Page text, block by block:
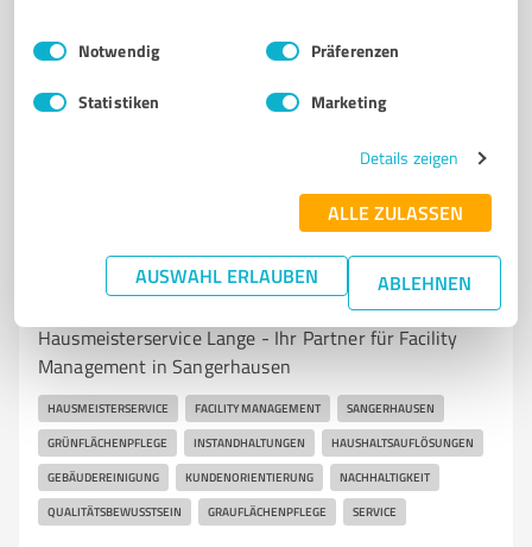
Impressum Datenschutzbestimmungen
Einwilligungsauswahl
Notwendig Präferenzen
Statistiken Marketing
Details zeigen
ALLE ZULASSEN
AUSWAHL ERLAUBEN ABLEHNEN
info@newface-media.de www.bestattungen-mlicki.de/
Dienstleistungen
Hausmeisterservice Lange Sangerhausen
Hausmeisterservice Lange - Ihr Partner für Facility
Management in Sangerhausen
HAUSMEISTERSERVICE FACILITY MANAGEMENT SANGERHAUSEN
GRÜNFLÄCHENPFLEGE INSTANDHALTUNGEN HAUSHALTSAUFLÖSUNGEN
GEBÄUDEREINIGUNG KUNDENORIENTIERUNG NACHHALTIGKEIT
QUALITÄTSBEWUSSTSEIN GRAUFLÄCHENPFLEGE SERVICE